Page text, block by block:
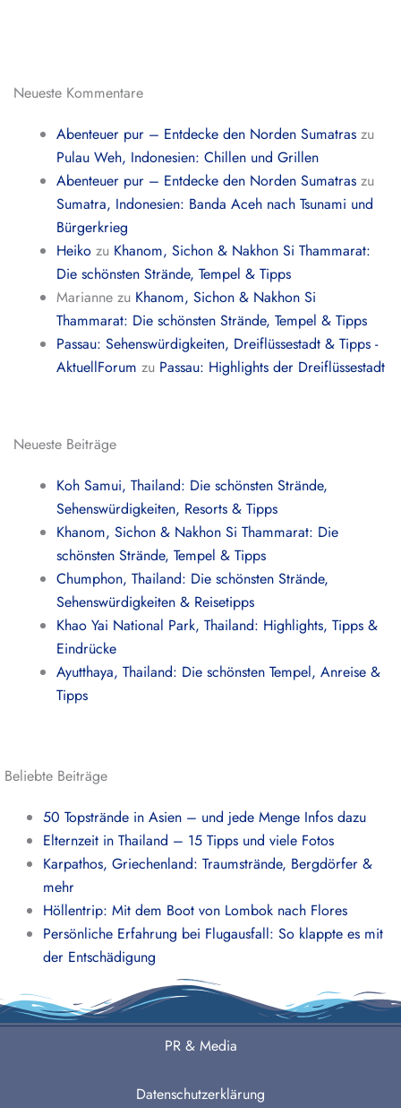
Neueste Kommentare
Abenteuer pur – Entdecke den Norden Sumatras zu
Pulau Weh, Indonesien: Chillen und Grillen
Abenteuer pur – Entdecke den Norden Sumatras zu
Sumatra, Indonesien: Banda Aceh nach Tsunami und
Bürgerkrieg
Heiko zu Khanom, Sichon & Nakhon Si Thammarat:
Die schönsten Strände, Tempel & Tipps
Marianne zu Khanom, Sichon & Nakhon Si
Thammarat: Die schönsten Strände, Tempel & Tipps
Passau: Sehenswürdigkeiten, Dreiflüssestadt & Tipps -
AktuellForum zu Passau: Highlights der Dreiflüssestadt
Neueste Beiträge
Koh Samui, Thailand: Die schönsten Strände,
Sehenswürdigkeiten, Resorts & Tipps
Khanom, Sichon & Nakhon Si Thammarat: Die
schönsten Strände, Tempel & Tipps
Chumphon, Thailand: Die schönsten Strände,
Sehenswürdigkeiten & Reisetipps
Khao Yai National Park, Thailand: Highlights, Tipps &
Eindrücke
Ayutthaya, Thailand: Die schönsten Tempel, Anreise &
Tipps
Beliebte Beiträge
50 Topstrände in Asien – und jede Menge Infos dazu
Elternzeit in Thailand – 15 Tipps und viele Fotos
Karpathos, Griechenland: Traumstrände, Bergdörfer &
mehr
Höllentrip: Mit dem Boot von Lombok nach Flores
Persönliche Erfahrung bei Flugausfall: So klappte es mit
der Entschädigung
PR & Media
Datenschutzerklärung